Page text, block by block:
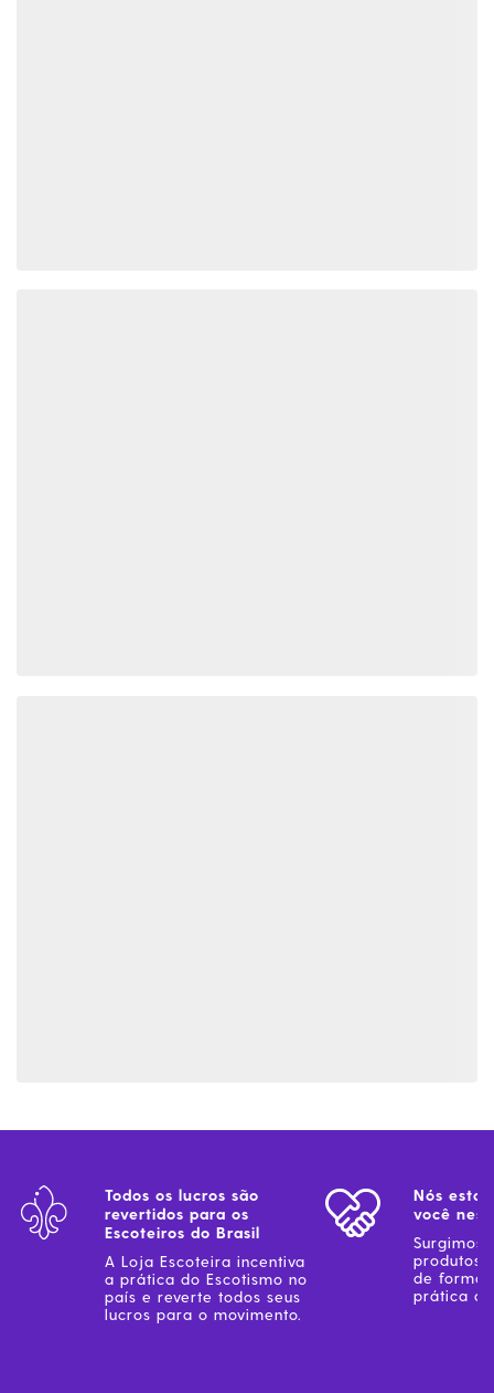
Todos os lucros são
revertidos para os
Escoteiros do Brasil
A Loja Escoteira incentiva
a prática do Escotismo no
país e reverte todos seus
lucros para o movimento.
Nós
você
Surgimos
produtos
de forma
prática